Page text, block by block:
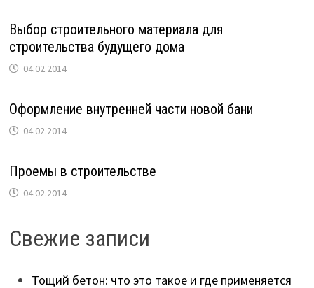
Выбор строительного материала для
строительства будущего дома
04.02.2014
Оформление внутренней части новой бани
04.02.2014
Проемы в строительстве
04.02.2014
Свежие записи
Тощий бетон: что это такое и где применяется